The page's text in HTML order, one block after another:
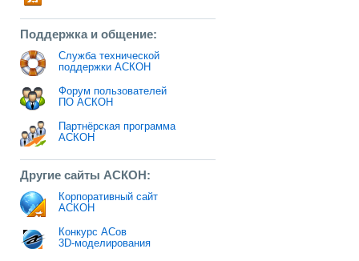
Поддержка и общение:
Служба технической
поддержки АСКОН
Форум пользователей
ПО АСКОН
Партнёрская программа
АСКОН
Другие сайты АСКОН:
Корпоративный сайт
АСКОН
Конкурс АСов
3D-моделирования